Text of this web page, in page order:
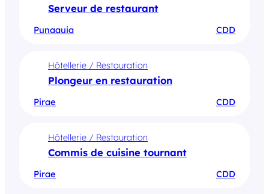
Serveur de restaurant
Punaauia CDD
Hôtellerie / Restauration
Plongeur en restauration
Pirae CDD
Hôtellerie / Restauration
Commis de cuisine tournant
Pirae CDD